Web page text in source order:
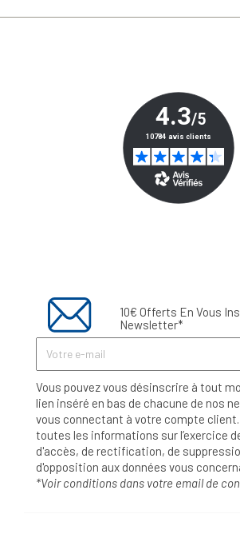
10€ Offerts En Vous
Newsletter*
Vous pouvez vous désinscrire à tout
lien inséré en bas de chacune de nos
vous connectant à votre compte
toutes les informations sur l’exercice
d'accès, de rectification, de
d'opposition aux données vous
*Voir conditions dans votre email de